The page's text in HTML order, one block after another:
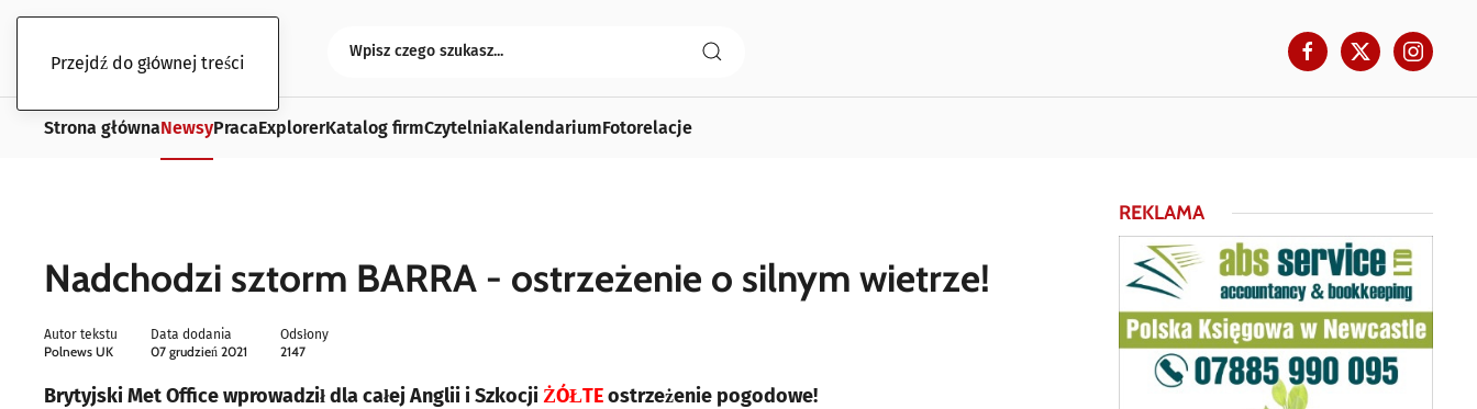
Przejdź do głównej treści
Strona głównaNewsyPracaExplorerKatalog firmCzytelniaKalendariumFotorelacje
Nadchodzi sztorm BARRA - ostrzeżenie o silnym wietrze!
Autor tekstu
Polnews UK
Data dodania
07 grudzień 2021
Odsłony
2147
Brytyjski Met Office wprowadził dla całej Anglii i SzkocjiŻÓŁTEostrzeżenie pogodowe!
REKLAMA